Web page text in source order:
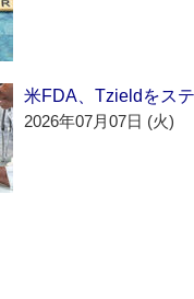
米FDA、Tzieldをス
2026年07月07日 (火)